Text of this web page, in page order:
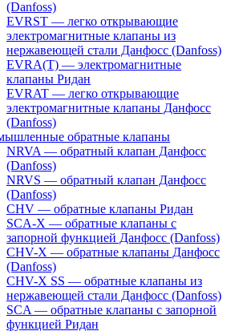
(Danfoss)
EVRST — легко открывающие
электромагнитные клапаны из
нержавеющей стали Данфосс (Danfoss)
EVRA(T) — электромагнитные
клапаны Ридан
EVRAT — легко открывающие
электромагнитные клапаны Данфосс
(Danfoss)
обратные клапаны
NRVA — обратный клапан Данфосс
(Danfoss)
NRVS — обратный клапан Данфосс
(Danfoss)
CHV — обратные клапаны Ридан
SCA-X — обратные клапаны с
запорной функцией Данфосс (Danfoss)
CHV-X — обратные клапаны Данфосс
(Danfoss)
CHV-X SS — обратные клапаны из
нержавеющей стали Данфосс (Danfoss)
SCA — обратные клапаны с запорной
функцией Ридан